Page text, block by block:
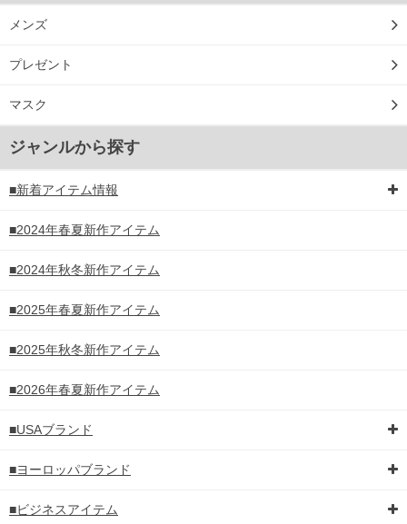
DETAIL
メンズ
プレゼント
マスク
ジャンルから探す
■新着アイテム情報
■2024年春夏新作アイテム
■2024年秋冬新作アイテム
■2025年春夏新作アイテム
■2025年秋冬新作アイテム
■2026年春夏新作アイテム
■USAブランド
■ヨーロッパブランド
■ビジネスアイテム